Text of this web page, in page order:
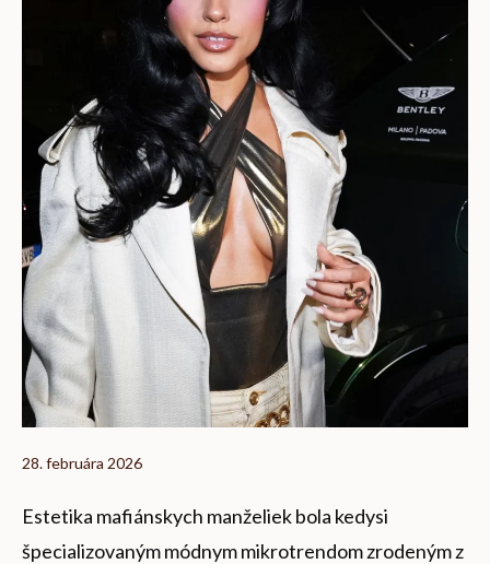
28. februára 2026
Estetika mafiánskych manželiek bola kedysi
špecializovaným módnym mikrotrendom zrodeným z